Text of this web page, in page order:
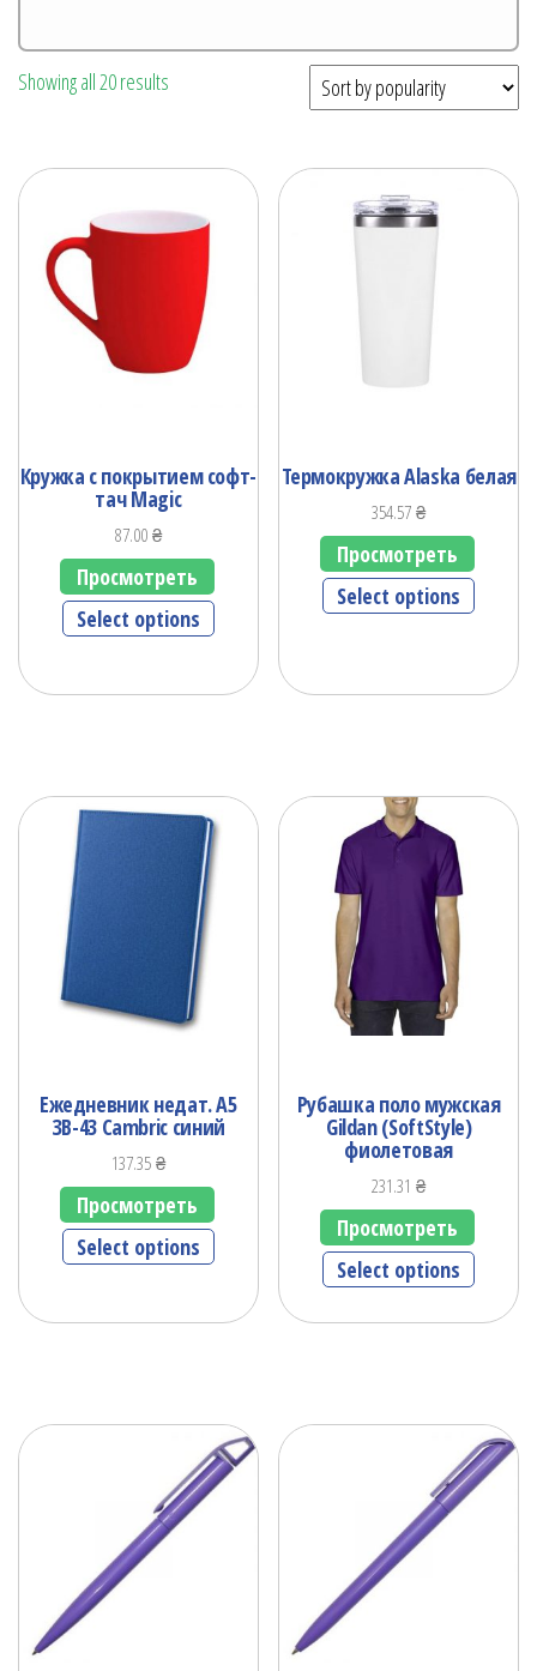
Showing all 20 results
Кружка с покрытием софт-
тач Magic
87.00₴
Просмотреть
Select options
Термокружка Alaska белая
354.57₴
Просмотреть
Select options
Ежедневник недат. А5
ЗВ-43 Cambric синий
137.35₴
Просмотреть
Select options
Рубашка поло мужская
Gildan (SoftStyle)
фиолетовая
231.31₴
Просмотреть
Select options